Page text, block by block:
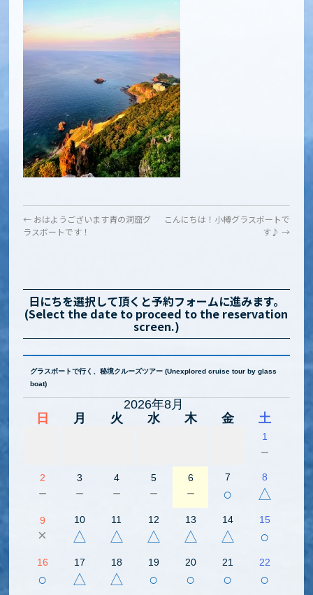
← おはようございます青の洞窟グ
ラスボートです！
こんにちは！小樽グラスボートで
す♪ →
日にちを選択して頂くと予約フォームに進みます。
(Select the date to proceed to the reservation
screen.)
グラスボートで行く、秘境クルーズツアー (Unexplored cruise tour by glass
boat)
2026年8月
日
月 火 水 木 金 土
1
－
2
－
3
－
4
－
5
－
6
－
7
○
8
△
9
×
10
△
11
△
12
△
13
△
14
△
15
○
16
○
17
△
18
△
19
○
20
○
21
○
22
○